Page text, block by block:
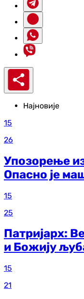
Најновије
15
26
Упозорење
Опасно је
15
25
Патријарх:
и Божију
15
21